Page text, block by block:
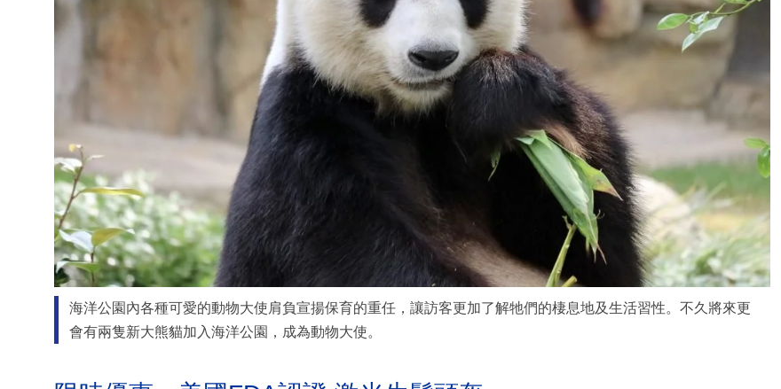
海洋公園內各種可愛的動物大使肩負宣揚保育的重任，讓訪客更加了解牠們的棲息地及生活習性。不久將來更
會有兩隻新大熊貓加入海洋公園，成為動物大使。